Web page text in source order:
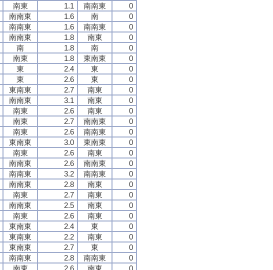
南東 1.1 南南東
0
南南東 1.6 南
0
南南東 1.6 南南東
0
南南東 1.8 南東
0
南 1.8 南
0
南東 1.8 東南東
0
東 2.4 東
0
東 2.6 東
0
東南東 2.7 南東
0
南南東 3.1 南東
0
南東 2.6 南東
0
南東 2.7 南南東
0
南東 2.6 南南東
0
東南東 3.0 東南東
0
南東 2.6 南東
0
南南東 2.6 南南東
0
南南東 3.2 南南東
0
南南東 2.8 南東
0
南東 2.7 南東
0
南南東 2.5 南東
0
南東 2.6 南東
0
東南東 2.4 東
0
東南東 2.2 南東
0
東南東 2.7 東
0
南南東 2.8 南南東
0
南東 2.6 南東
0